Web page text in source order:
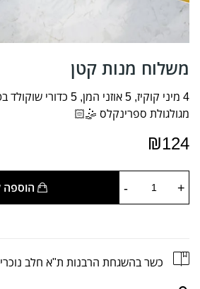
משלוח מנות קטן
מגולגולת ספרינקלס 🤹🏻
₪124
- +
כשר בהשגחת הרבנות ת"א חלב נוכרי